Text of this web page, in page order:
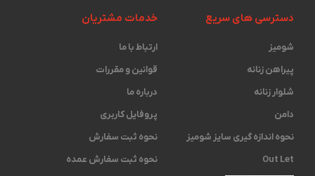
دسترسی های سریع
شومیز
پیراهن زنانه
شلوار زنانه
دامن
نحوه اندازه گیری ‫سایز شومیز
Out Let
خدمات مشتریان
ارتباط با ما
قوانین و مقررات
درباره ما
پروفایل کاربری
نحوه ثبت سفارش
نحوه ثبت سفارش عمده